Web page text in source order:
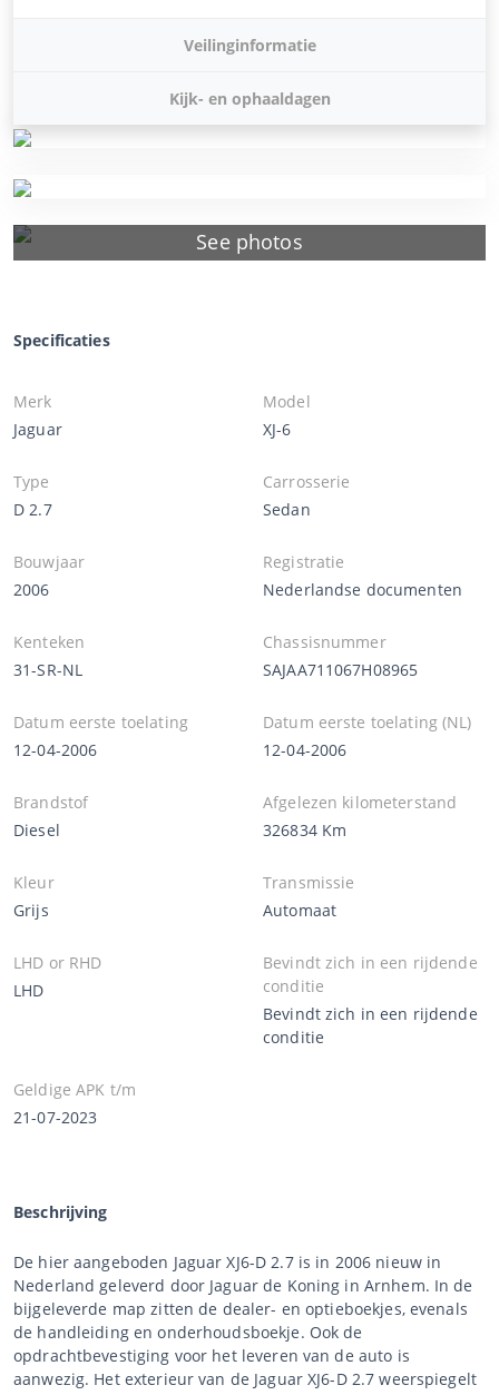
See photos
Veilinginformatie
Kijk- en ophaaldagen
Specificaties
Merk
Jaguar
Model
XJ-6
Type
D 2.7
Carrosserie
Sedan
Bouwjaar
2006
Registratie
Nederlandse documenten
Kenteken
31-SR-NL
Chassisnummer
SAJAA711067H08965
Datum eerste toelating
12-04-2006
Datum eerste toelating (NL)
12-04-2006
Brandstof
Diesel
Afgelezen kilometerstand
326834 Km
Kleur
Grijs
Transmissie
Automaat
LHD or RHD
LHD
Bevindt zich in een rijdende
conditie
Bevindt zich in een rijdende
conditie
Geldige APK t/m
21-07-2023
Beschrijving
De hier aangeboden Jaguar XJ6-D 2.7 is in 2006 nieuw in
Nederland geleverd door Jaguar de Koning in Arnhem. In de
bijgeleverde map zitten de dealer- en optieboekjes, evenals
de handleiding en onderhoudsboekje. Ook de
opdrachtbevestiging voor het leveren van de auto is
aanwezig. Het exterieur van de Jaguar XJ6-D 2.7 weerspiegelt